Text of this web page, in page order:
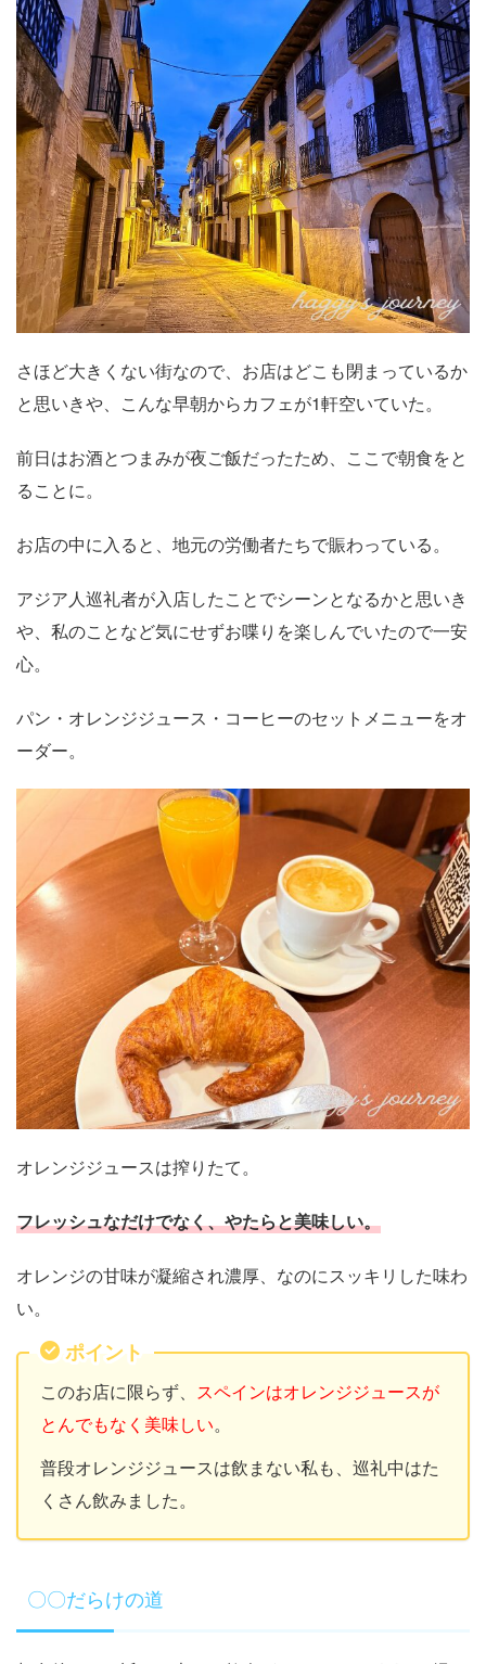
さほど大きくない街なので、お店はどこも閉まっているか
と思いきや、こんな早朝からカフェが1軒空いていた。
前日はお酒とつまみが夜ご飯だったため、ここで朝食をと
ることに。
お店の中に入ると、地元の労働者たちで賑わっている。
アジア人巡礼者が入店したことでシーンとなるかと思いき
や、私のことなど気にせずお喋りを楽しんでいたので一安
心。
パン・オレンジジュース・コーヒーのセットメニューをオ
ーダー。
オレンジジュースは搾りたて。
フレッシュなだけでなく、やたらと美味しい。
オレンジの甘味が凝縮され濃厚、なのにスッキリした味わ
い。
ポイント
このお店に限らず、 スペインはオレンジジュースが
とんでもなく美味しい。
普段オレンジジュースは飲まない私も、巡礼中はた
くさん飲みました。
〇〇だらけの道